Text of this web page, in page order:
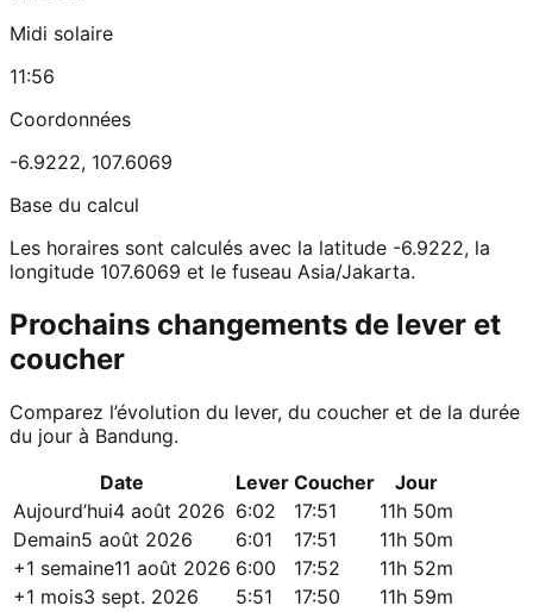
Midi solaire
11:56
Coordonnées
-6.9222, 107.6069
Base du calcul
Les horaires sont calculés avec la latitude -6.9222, la
longitude 107.6069 et le fuseau Asia/Jakarta.
Prochains changements de lever et
coucher
Comparez l’évolution du lever, du coucher et de la durée
du jour à Bandung.
Date
Lever Coucher
Jour
Aujourd’hui4 août 2026 6:02 17:51
11h 50m
Demain5 août 2026 6:01 17:51
11h 50m
+1 semaine11 août 2026 6:00 17:52
11h 52m
+1 mois3 sept. 2026 5:51 17:50 11h 59m